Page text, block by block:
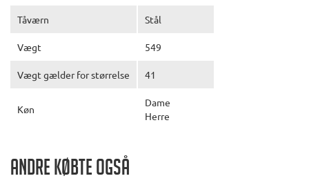
Tåværn Stål
Vægt 549
Vægt gælder for størrelse 41
Køn
Dame
Herre
Andre købte også